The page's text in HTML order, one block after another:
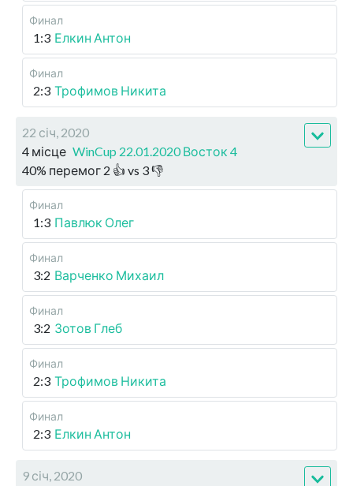
Финал
1:3 Елкин Антон
Финал
2:3 Трофимов Никита
22 січ, 2020
4 місце WinCup 22.01.2020 Восток 4
40% перемог 2 👍 vs 3👎
Финал
1:3 Павлюк Олег
Финал
3:2 Варченко Михаил
Финал
3:2 Зотов Глеб
Финал
2:3 Трофимов Никита
Финал
2:3 Елкин Антон
9 січ, 2020